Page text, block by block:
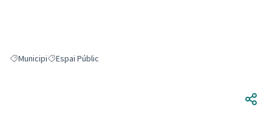
Resultats en filtrar per: Municipi
MunicipiResultats en filtrar per: Espai Públic
Espai Públic